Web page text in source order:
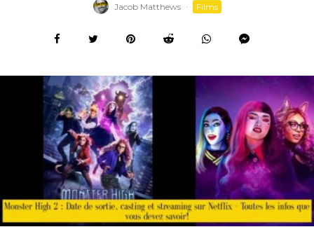
Jacob Matthews · Films